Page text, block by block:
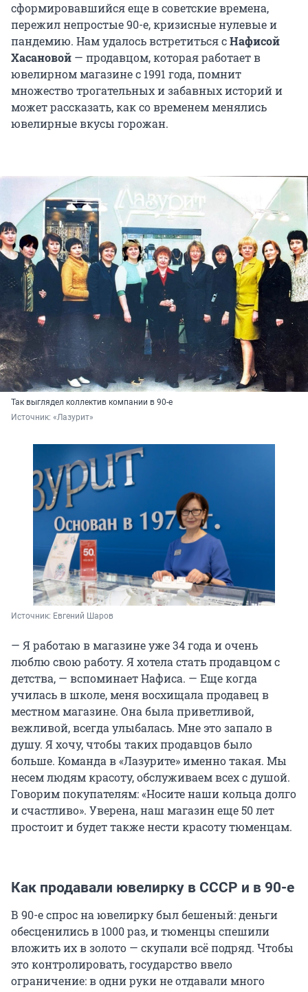
сформировавшийся еще в советские времена,
пережил непростые 90-е, кризисные нулевые и
пандемию. Нам удалось встретиться сНафисой
Хасановой — продавцом, которая работает в
ювелирном магазине с 1991 года, помнит
множество трогательных и забавных историй и
может рассказать, как со временем менялись
ювелирные вкусы горожан.
Так выглядел коллектив компании в 90-е
Источник: «Лазурит»
Источник: Евгений Шаров
— Я работаю в магазине уже34 года и очень
люблю свою работу. Я хотела стать продавцом с
детства, — вспоминает Нафиса. — Еще когда
училась в школе, меня восхищала продавец в
местном магазине. Она была приветливой,
вежливой, всегда улыбалась. Мне это запало в
душу. Я хочу, чтобы таких продавцов было
больше. Команда в «Лазурите» именно такая. Мы
несем людям красоту, обслуживаем всех с душой.
Говорим покупателям: «Носите наши кольца долго
и счастливо». Уверена, наш магазин еще50 лет
простоит и будет также нести красоту тюменцам.
Как продавали ювелирку в СССР и в 90-е
В 90-е спрос на ювелирку был бешеный: деньги
обесценились в 1000 раз, и тюменцы спешили
вложить их в золото — скупали всё подряд. Чтобы
это контролировать, государство ввело
ограничение: в одни руки не отдавали много